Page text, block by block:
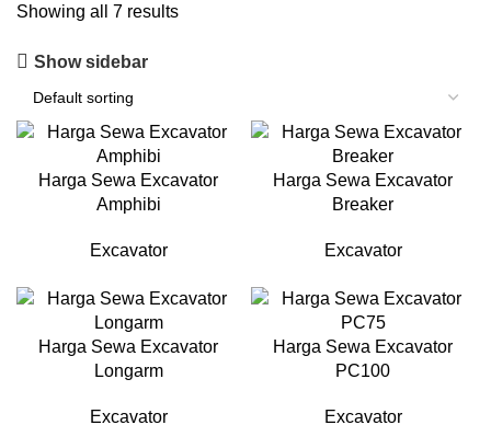
Showing all 7 results
Show sidebar
Harga Sewa Excavator
Amphibi
Excavator
Harga Sewa Excavator
Breaker
Excavator
Harga Sewa Excavator
Longarm
Excavator
Harga Sewa Excavator
PC100
Excavator